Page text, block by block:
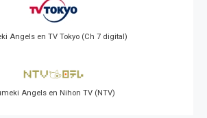
Angels en TV Tokyo (Ch 7 digital)
Angels en Nihon TV (NTV)